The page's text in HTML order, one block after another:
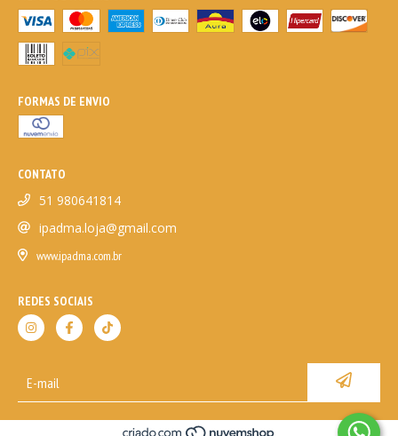
FORMAS DE ENVIO
CONTATO
51 980641814
ipadma.loja@gmail.com
www.ipadma.com.br
REDES SOCIAIS